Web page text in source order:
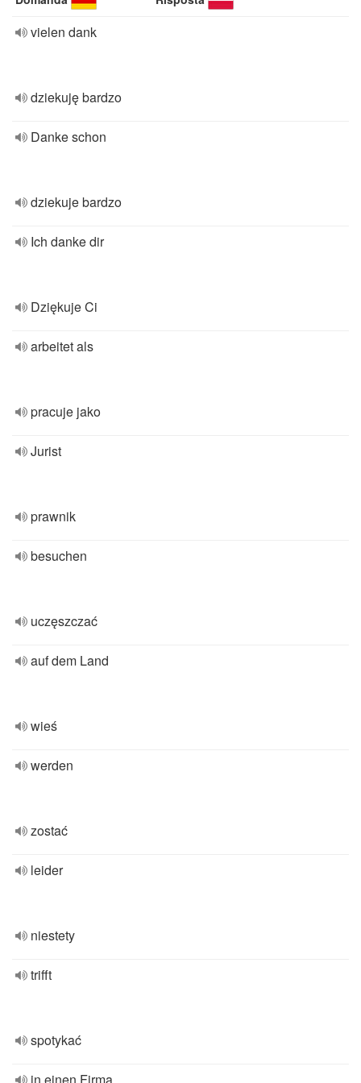
vielen dank
dziekuję bardzo
Danke schon
dziekuje bardzo
Ich danke dir
Dziękuje Ci
arbeitet als
pracuje jako
Jurist
prawnik
besuchen
uczęszczać
auf dem Land
wieś
werden
zostać
leider
niestety
trifft
spotykać